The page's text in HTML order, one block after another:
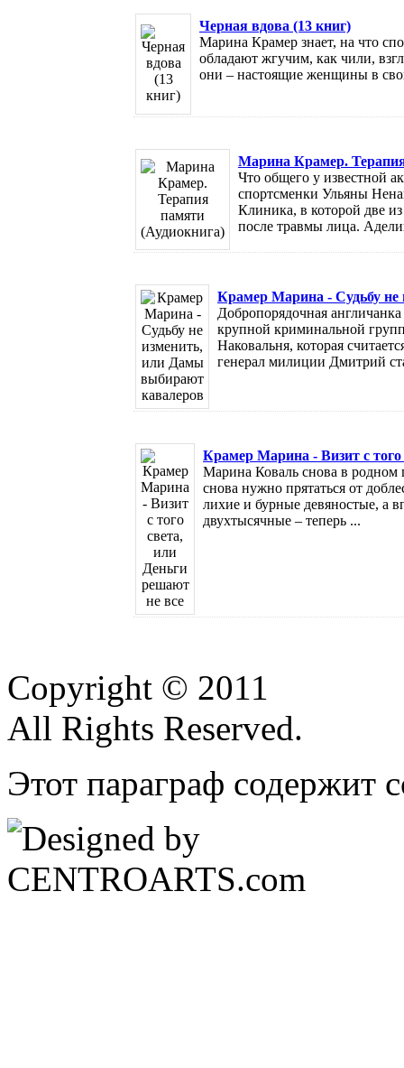
Черная вдова (13 книг)
Марина Крамер знает, на что
обладают жгучим, как чили,
они – настоящие женщины в
Марина Крамер.
Что общего у известной
спортсменки Ульяны
Клиника, в которой две
после травмы лица.
Крамер Марина - Судьбу
Добропорядочная
крупной криминальной
Наковальня, которая
генерал милиции Дмитрий
Крамер Марина - Визит с
Марина Коваль снова в родном
снова нужно прятаться от
лихие и бурные девяностые, а
двухтысячные – теперь ...
Copyright © 2011
All Rights Reserved.
Этот параграф содержит